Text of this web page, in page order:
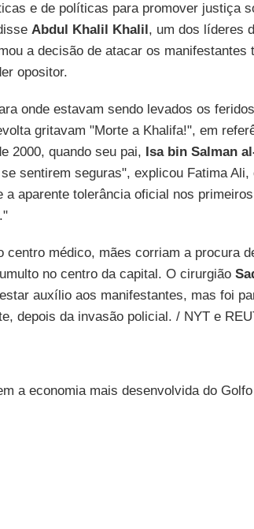
e de políticas para promover justiça
Abdul Khalil Khalil, um dos líderes
a decisão de atacar os manifestantes
opositor.
onde estavam sendo levados os
gritavam "Morte a Khalifa!", em
2000, quando seu pai, Isa bin Salman
sentirem seguras", explicou Fatima Ali,
a aparente tolerância oficial nos
centro médico, mães corriam a procura
no centro da capital. O cirurgião
auxílio aos manifestantes, mas foi
depois da invasão policial. / NYT e
a economia mais desenvolvida do